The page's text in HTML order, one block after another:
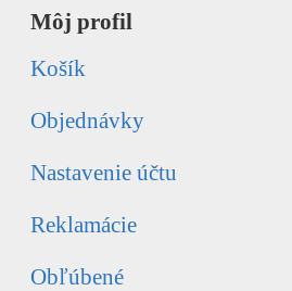
Môj profil
Košík
Objednávky
Nastavenie účtu
Reklamácie
Obľúbené